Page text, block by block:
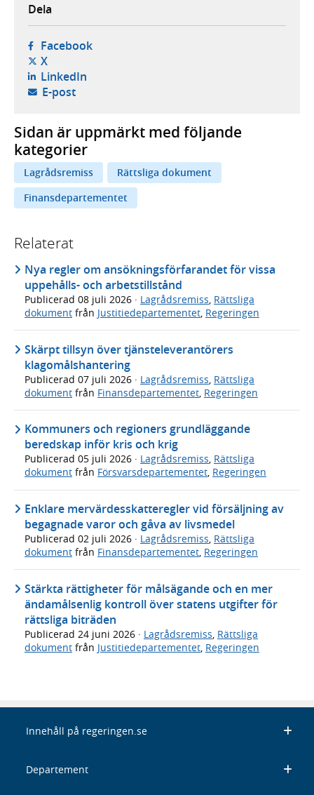
Dela
Facebook- öppnas i ny flik, extern webbplats,
X- öppnas i ny flik, extern webbplats,
LinkedIn- öppnas i ny flik, extern webbplats,
E-post- öppnar din e-postklient,
Sidan är uppmärkt med följande
kategorier
Lagrådsremiss
Rättsliga dokument
Finansdepartementet
Relaterat
Nya regler om ansökningsförfarandet för vissa
uppehålls- och arbetstillstånd
Publicerad 08 juli 2026 · Lagrådsremiss, Rättsliga
dokument från Justitiedepartementet, Regeringen
Skärpt tillsyn över tjänsteleverantörers
klagomålshantering
Publicerad 07 juli 2026 · Lagrådsremiss, Rättsliga
dokument från Finansdepartementet, Regeringen
Kommuners och regioners grundläggande
beredskap inför kris och krig
Publicerad 05 juli 2026 · Lagrådsremiss, Rättsliga
dokument från Försvarsdepartementet, Regeringen
Enklare mervärdesskatteregler vid försäljning av
begagnade varor och gåva av livsmedel
Publicerad 02 juli 2026 · Lagrådsremiss, Rättsliga
dokument från Finansdepartementet, Regeringen
Stärkta rättigheter för målsägande och en mer
ändamålsenlig kontroll över statens utgifter för
rättsliga biträden
Publicerad 24 juni 2026 · Lagrådsremiss Rättsliga
dokument från Justitiedepartementet Regeringen
Innehåll på regeringen.se
Departement